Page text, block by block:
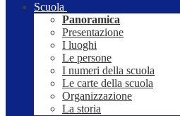
Scuola
Panoramica
Presentazione
I luoghi
Le persone
I numeri della scuola
Le carte della scuola
Organizzazione
La storia